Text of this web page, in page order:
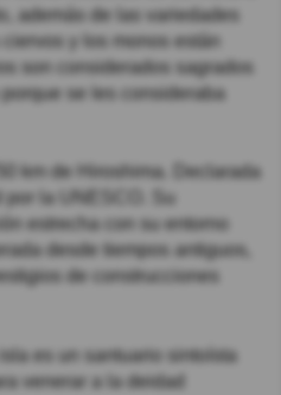
además de las variedades
y los monos están
son considerados sagrados
se les consideraba
km de Hiroshima. Declarada
la UNESCO. Su
estrecha con su entorno
desde tiempos antiguos,
de construcciones
es un santuario sintoísta
venerar a la deidad